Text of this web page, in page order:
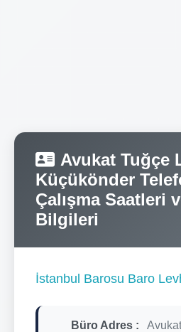
Avukat Tuğçe
Küçükönder
Çalışma Saatleri
Bilgileri
İstanbul Barosu Baro
Büro Adres :